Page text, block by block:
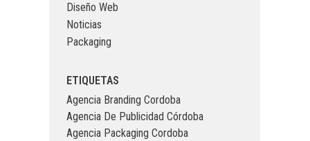
Diseño Web
Noticias
Packaging
ETIQUETAS
Agencia Branding Cordoba
Agencia De Publicidad Córdoba
Agencia Packaging Cordoba